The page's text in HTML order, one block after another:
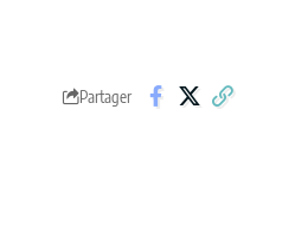
Partager